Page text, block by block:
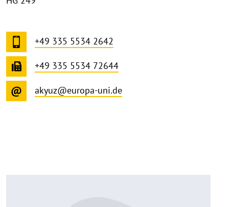
+49 335 5534 2642
+49 335 5534 72644
akyuz@europa-uni.de